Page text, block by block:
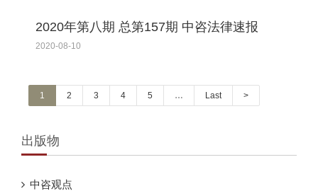
2020年第八期 总第157期 中咨法律速报
2020-08-10
1 2 3 4 5 … Last >
出版物
中咨观点